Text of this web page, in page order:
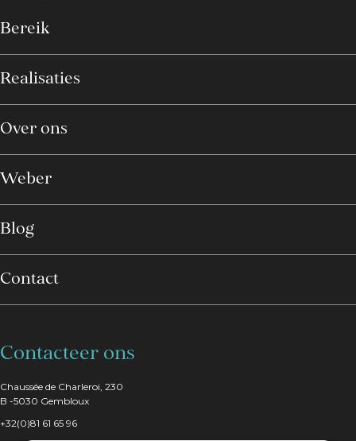
Bereik
Realisaties
Over ons
Weber
Blog
Contact
Contacteer ons
Chaussée de Charleroi, 230
B -5030 Gembloux
+32(0)81 61 65 96